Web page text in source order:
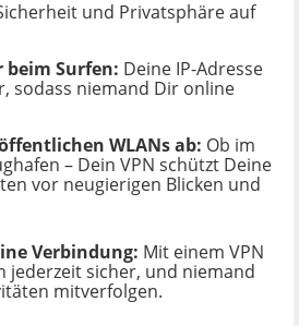
und Privatsphäre auf
beim Surfen: Deine IP-Adresse
sodass niemand Dir online
WLANs ab: Ob im
– Dein VPN schützt Deine
vor neugierigen Blicken und
Verbindung: Mit einem VPN
jederzeit sicher, und niemand
mitverfolgen.